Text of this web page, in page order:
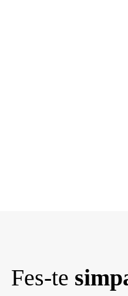
Fes-te